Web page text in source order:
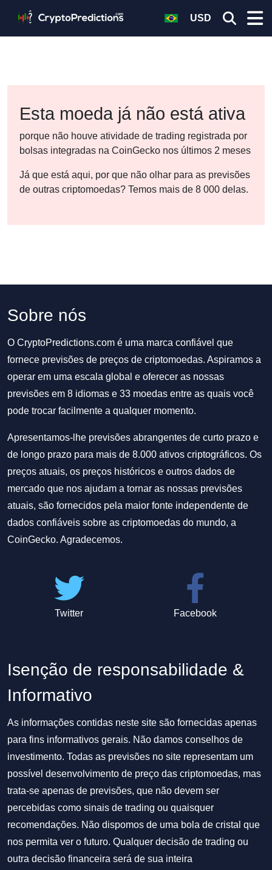
USD
Esta moeda já não está ativa
porque não houve atividade de trading registrada por
bolsas integradas na CoinGecko nos últimos 2 meses
Já que está aqui, por que não olhar para as previsões
de outras criptomoedas? Temos mais de 8 000 delas.
Sobre nós
O CryptoPredictions.com é uma marca confiável que
fornece previsões de preços de criptomoedas. Aspiramos a
operar em uma escala global e oferecer as nossas
previsões em 8 idiomas e 33 moedas entre as quais você
pode trocar facilmente a qualquer momento.
Apresentamos-lhe previsões abrangentes de curto prazo e
de longo prazo para mais de 8.000 ativos criptográficos. Os
preços atuais, os preços históricos e outros dados de
mercado que nos ajudam a tornar as nossas previsões
atuais, são fornecidos pela maior fonte independente de
dados confiáveis sobre as criptomoedas do mundo, a
CoinGecko. Agradecemos.
Twitter Facebook
Isenção de responsabilidade &
Informativo
As informações contidas neste site são fornecidas apenas
para fins informativos gerais. Não damos conselhos de
investimento. Todas as previsões no site representam um
possível desenvolvimento de preço das criptomoedas, mas
trata-se apenas de previsões, que não devem ser
percebidas como sinais de trading ou quaisquer
recomendações. Não dispomos de uma bola de cristal que
nos permita ver o futuro. Qualquer decisão de trading ou
outra decisão financeira será de sua inteira